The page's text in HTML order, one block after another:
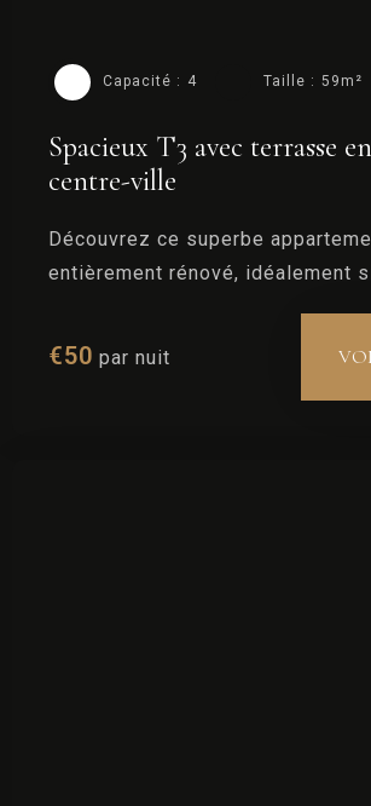
Spacieux T3 avec terrasse
centre-ville
Découvrez ce superbe
entièrement rénové, idéalement
petite ruelle typique et paisible
Capacité : 4 Taille : 59m²
€50 par nuit